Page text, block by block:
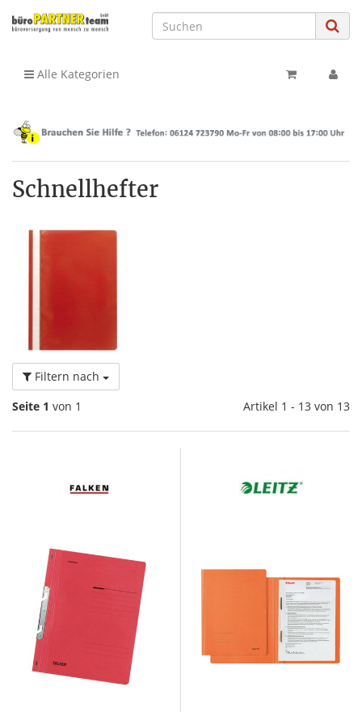
Alle Kategorien
Schnellhefter
Filtern nach
Seite 1 von 1 Artikel 1 - 13 von 13